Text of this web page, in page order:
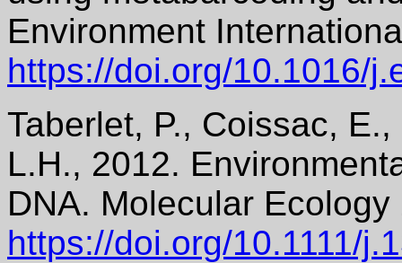
Environment
https://doi.org/10.1016/
Taberlet, P., Coissac,
L.H., 2012.
DNA. Molecular
https://doi.org/10.1111/